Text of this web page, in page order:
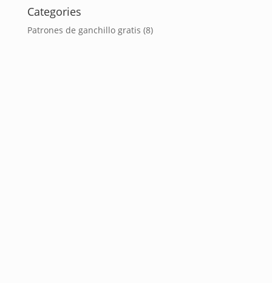
Categories
Patrones de ganchillo gratis (8)